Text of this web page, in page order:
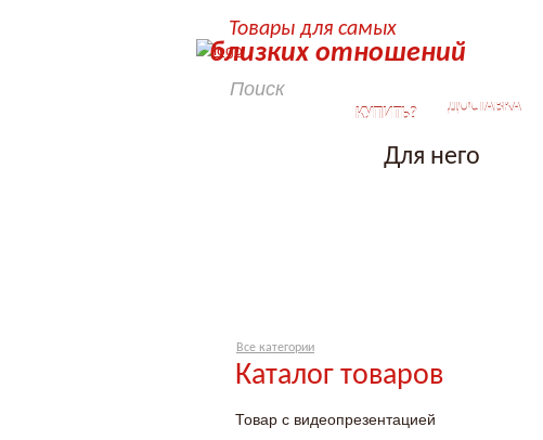
Товары для самых
близких отношений
КУПИТЬ?
ДОСТАВКА
Для него
Все категории
Каталог товаров
Товар с видеопрезентацией